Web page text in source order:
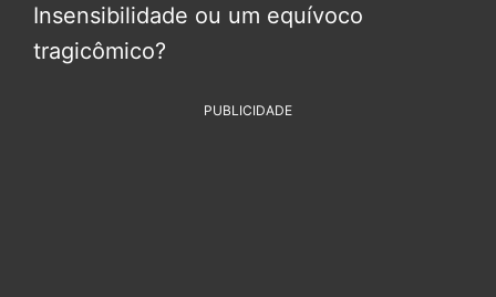
Insensibilidade ou um equívoco
tragicômico?
PUBLICIDADE